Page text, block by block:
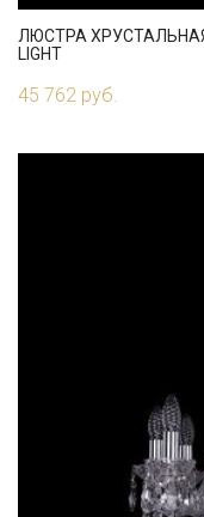
ЛЮСТРА ХРУСТАЛЬНАЯ
LIGHT
45 762 руб.